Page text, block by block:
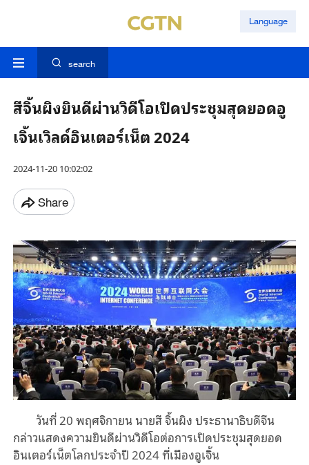
Language
search
สีจิ้นผิงยินดีผ่านวิดีโอเปิดประชุมสุดยอดอู
เจิ้นเวิลด์อินเตอร์เน็ต 2024
2024-11-20 10:02:02
Share
วันที่ 20 พฤศจิกายน นายสี จิ้นผิง ประธานาธิบดีจีน
กล่าวแสดงความยินดีผ่านวิดีโอต่อการเปิดประชุมสุดยอด
อินเตอร์เน็ตโลกประจำปี 2024 ที่เมืองอูเจิ้น